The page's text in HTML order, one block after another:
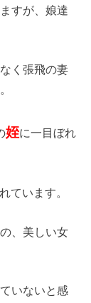
すが、娘達
く張飛の妻
姪に一目ぼれ
ています。
、美しい女
いないと感